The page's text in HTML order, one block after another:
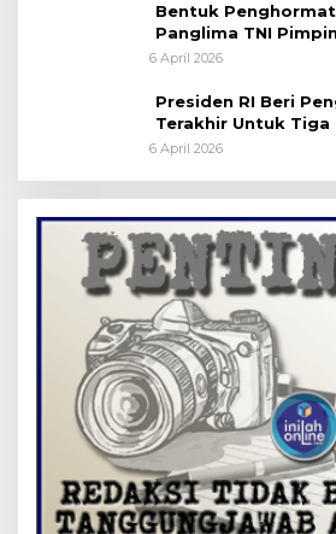
Bentuk
Panglima TNI
Pemakaman Militer
6 April 2026
Presiden RI Beri
Terakhir Untuk Tiga
Persemayaman di
6 April 2026